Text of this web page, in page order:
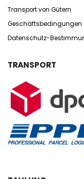
Transport von Gütern
Geschäftsbedingungen
Datenschutz-
TRANSPORT